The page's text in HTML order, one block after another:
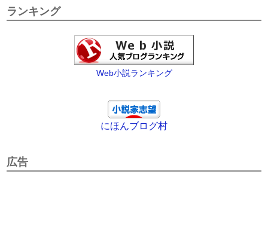
ランキング
Web小説ランキング
にほんブログ村
広告